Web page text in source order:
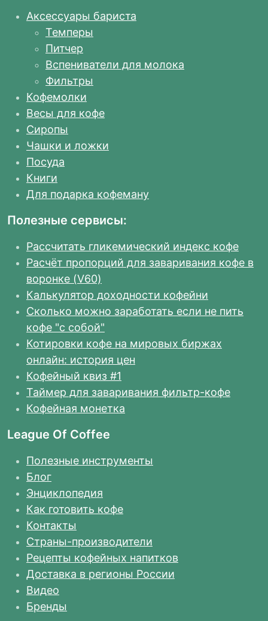
Аксессуары бариста
Темперы
Питчер
Вспениватели для молока
Фильтры
Кофемолки
Весы для кофе
Сиропы
Чашки и ложки
Посуда
Книги
Для подарка кофеману
Полезные сервисы:
Рассчитать гликемический индекс кофе
Расчёт пропорций для заваривания кофе в
воронке (V60)
Калькулятор доходности кофейни
Сколько можно заработать если не пить
кофе "с собой"
Котировки кофе на мировых биржах
онлайн: история цен
Кофейный квиз #1
Таймер для заваривания фильтр-кофе
Кофейная монетка
League Of Coffee
Полезные инструменты
Блог
Энциклопедия
Как готовить кофе
Контакты
Страны-производители
Рецепты кофейных напитков
Доставка в регионы России
Видео
Бренды